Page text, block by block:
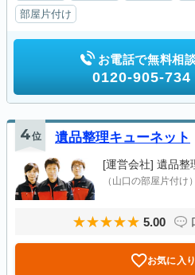
部屋片付け
お電話で無料相
0120-905-734
4位 遺品整理キューネット
[運営会社] 遺品整
（山口の部屋片付け）
5.00
お気に入